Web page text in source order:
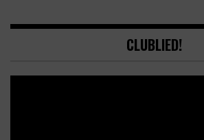
CLUBLIED!